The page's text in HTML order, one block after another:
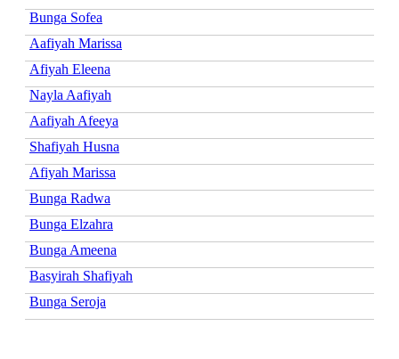
Bunga Sofea
Aafiyah Marissa
Afiyah Eleena
Nayla Aafiyah
Aafiyah Afeeya
Shafiyah Husna
Afiyah Marissa
Bunga Radwa
Bunga Elzahra
Bunga Ameena
Basyirah Shafiyah
Bunga Seroja